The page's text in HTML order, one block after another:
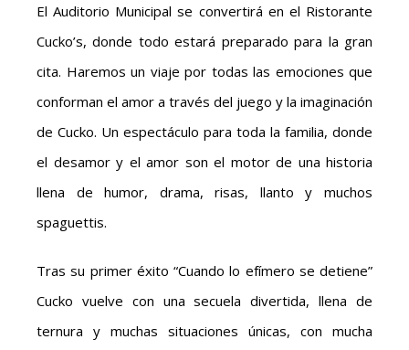
El Auditorio Municipal se convertirá en el Ristorante
Cucko’s, donde todo estará preparado para la gran
cita. Haremos un viaje por todas las emociones que
conforman el amor a través del juego y la imaginación
de Cucko. Un espectáculo para toda la familia, donde
el desamor y el amor son el motor de una historia
llena de humor, drama, risas, llanto y muchos
spaguettis.
Tras su primer éxito “Cuando lo efímero se detiene”
Cucko vuelve con una secuela divertida, llena de
ternura y muchas situaciones únicas, con mucha